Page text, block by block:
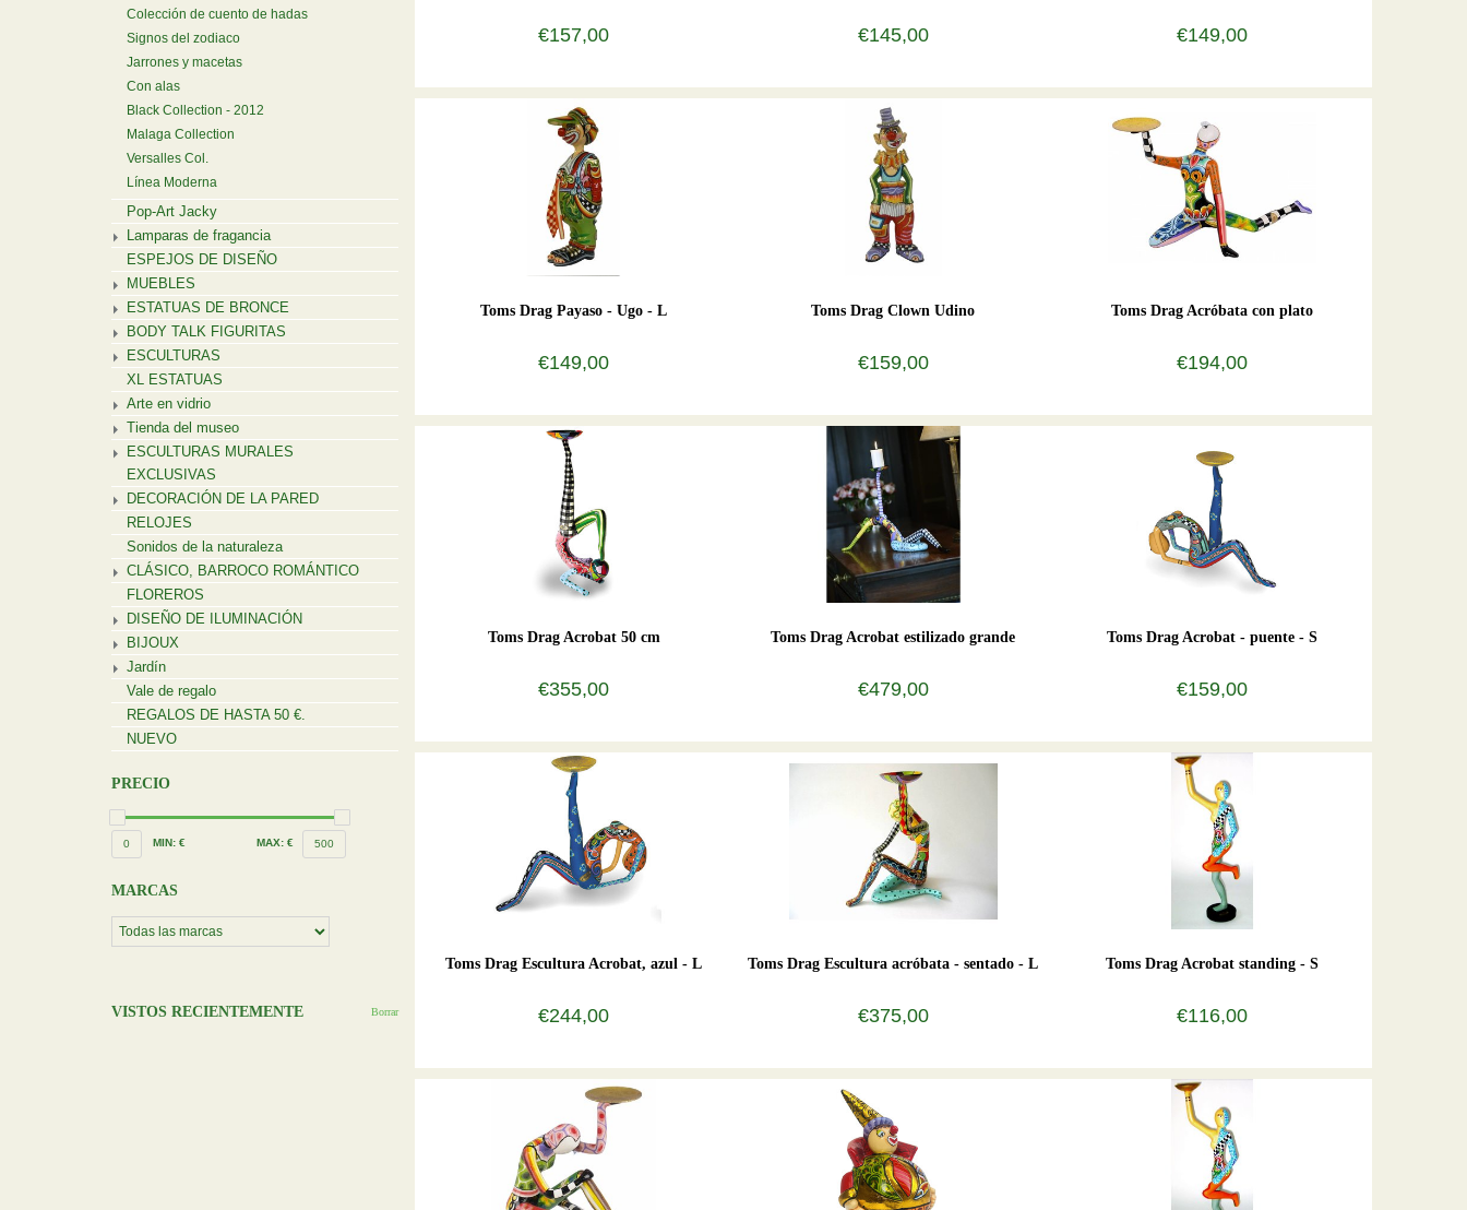
Colección de cuento de hadas
Signos del zodiaco
Jarrones y macetas
Con alas
Black Collection - 2012
Malaga Collection
Versalles Col.
Línea Moderna
Pop-Art Jacky
Lamparas de fragancia
ESPEJOS DE DISEÑO
MUEBLES
ESTATUAS DE BRONCE
BODY TALK FIGURITAS
ESCULTURAS
XL ESTATUAS
Arte en vidrio
Tienda del museo
ESCULTURAS MURALES
EXCLUSIVAS
DECORACIÓN DE LA PARED
RELOJES
Sonidos de la naturaleza
CLÁSICO, BARROCO ROMÁNTICO
FLOREROS
DISEÑO DE ILUMINACIÓN
BIJOUX
Jardín
Vale de regalo
REGALOS DE HASTA 50 €.
NUEVO
PRECIO
0 MIN: € MAX: € 500
MARCAS
VISTOS RECIENTEMENTE Borrar
€157,00 €145,00 €149,00
Toms Drag Payaso - Ugo - L
€149,00
Toms Drag Clown Udino
€159,00
Toms Drag Acróbata con plato
€194,00
Toms Drag Acrobat 50 cm
€355,00
Toms Drag Acrobat estilizado grande
€479,00
Toms Drag Acrobat - puente - S
€159,00
Toms Drag Escultura Acrobat, azul - L
€244,00
Toms Drag Escultura acróbata - sentado - L
€375,00
Toms Drag Acrobat standing - S
€116,00